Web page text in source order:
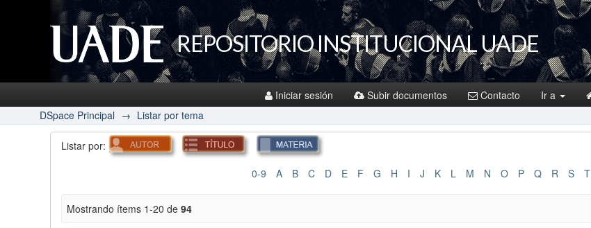
REPOSITORIO INSTITUCIONAL UADE
Iniciar sesión Subir documentos Contacto Ir a
DSpace Principal → Listar por tema
Listar por:
0-9 A B C D E F G H I J K L M N O P Q R S T
Mostrando ítems 1-20 de 94